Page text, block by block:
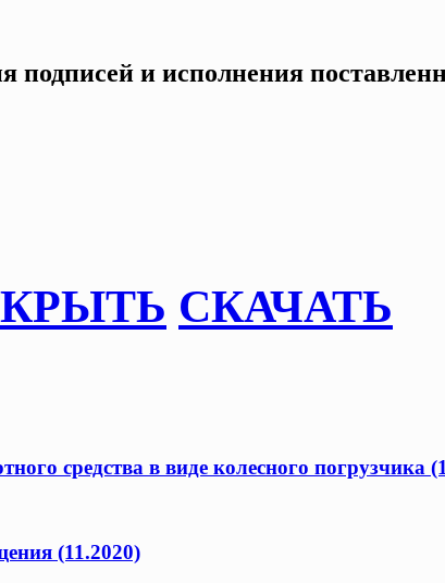
подписей и исполнения
СКАЧАТЬ
средства в виде колесного погрузчика
(11.2020)